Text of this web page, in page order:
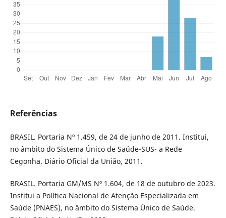
Referências
BRASIL. Portaria Nº 1.459, de 24 de junho de 2011. Institui,
no âmbito do Sistema Único de Saúde-SUS- a Rede
Cegonha. Diário Oficial da União, 2011.
BRASIL. Portaria GM/MS Nº 1.604, de 18 de outubro de 2023.
Institui a Política Nacional de Atenção Especializada em
Saúde (PNAES), no âmbito do Sistema Único de Saúde.